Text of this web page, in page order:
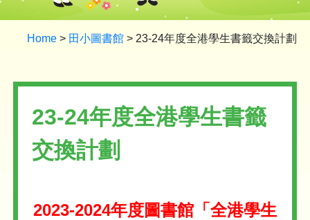
Home > 田小圖書館 > 23-24年度全港學生書籤交換計劃
23-24年度全港學生書籤
交換計劃
2023-2024年度圖書館「全港學生